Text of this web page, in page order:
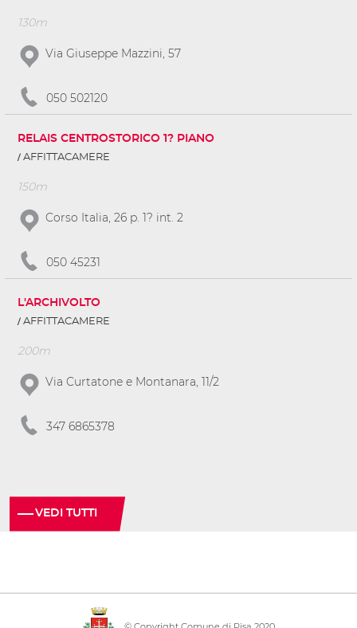
130m
Via Giuseppe Mazzini, 57
050 502120
RELAIS CENTROSTORICO 1? PIANO
AFFITTACAMERE
150m
Corso Italia, 26 p. 1? int. 2
050 45231
L'ARCHIVOLTO
AFFITTACAMERE
200m
Via Curtatone e Montanara, 11/2
347 6865378
VEDI TUTTI